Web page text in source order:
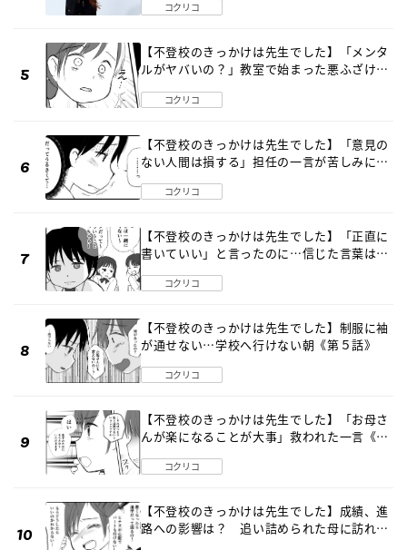
コクリコ
【不登校のきっかけは先生でした】「メンタ
ルがヤバいの？」教室で始まった悪ふざけ
コクリコ
【不登校のきっかけは先生でした】「意見の
ない人間は損する」担任の一言が苦しみに…
コクリコ
【不登校のきっかけは先生でした】「正直に
書いていい」と言ったのに…信じた言葉は噓
コクリコ
【不登校のきっかけは先生でした】制服に袖
が通せない…学校へ行けない朝《第５話》
コクリコ
【不登校のきっかけは先生でした】「お母さ
んが楽になることが大事」救われた一言《第
コクリコ
【不登校のきっかけは先生でした】成績、進
路への影響は？ 追い詰められた母に訪れた